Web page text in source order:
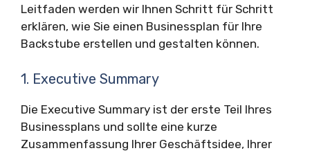
Leitfaden werden wir Ihnen Schritt für Schritt
erklären, wie Sie einen Businessplan für Ihre
Backstube erstellen und gestalten können.
1. Executive Summary
Die Executive Summary ist der erste Teil Ihres
Businessplans und sollte eine kurze
Zusammenfassung Ihrer Geschäftsidee, Ihrer